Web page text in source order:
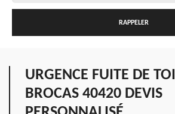
URGENCE FUITE DE
BROCAS 40420 DEVIS